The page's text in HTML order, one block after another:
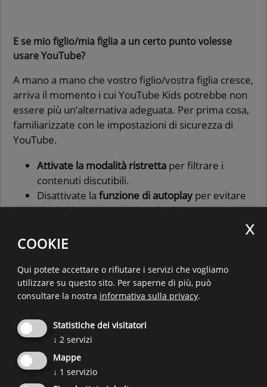
E se mio figlio/mia figlia a un certo punto volesse
usare YouTube?
A mano a mano che vostro figlio/vostra figlia cresce,
arriva il momento i cui YouTube Kids potrebbe non
essere più un’alternativa adeguata. Per prima cosa,
familiarizzate con le impostazioni di sicurezza di
YouTube.
Attivate la modalità ristretta per filtrare i
contenuti discutibili.
Disattivate la funzione di autoplayper evitare
che i video vengano riprodotti
Tuttavia, è bene ricordare che queste impostazioni
devono essere eseguite su ogni singolo dispositivo
e non garantiscono una protezione al cento per
cento.
figlia quando utilizza la piattaforma video. Rimanete
almeno a portata d’orecchio per sapere quali video
sta guardando. Stabilite delle regole per l’utilizzo
della piattaforma video e parlate dei
COOKIE
Qui potete accettare o rifiutare i servizi che vogliamo
utilizzare su questo sito. Per saperne di più, può
consultare la nostra informativa sulla privacy.
Statistiche dei visitatori
↓ 2 servizi
Mappe
↓ 1 servizio